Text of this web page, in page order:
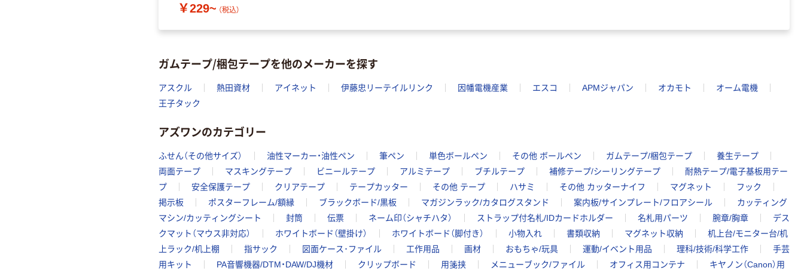
￥229~ （税込）
ガムテープ/梱包テープを他のメーカーを探す
アスクル 熱田資材 アイネット 伊藤忠リーテイルリンク 因幡電機産業 エスコ APMジャパン オカモト
オーム電機
王子タック
アズワンのカテゴリー
ふせん（その他サイズ） 油性マーカー・油性ペン 筆ペン 単色ボールペン その他 ボールペン ガムテープ/梱包テープ
養生テープ
両面テープ
マスキングテープ ビニールテープ アルミテープ ブチルテープ 補修テープ/シーリングテープ
耐熱テープ/電子基板用テー
プ
安全保護テープ クリアテープ テープカッター その他 テープ ハサミ その他 カッターナイフ マグネット
フック
掲示板
ポスターフレーム/額縁 ブラックボード/黒板 マガジンラック/カタログスタンド 案内板/サインプレート/フロアシール
カッティング
マシン/カッティングシート
封筒 伝票 ネーム印（シャチハタ） ストラップ付名札/IDカードホルダー 名札用パーツ 腕章/胸章
デス
クマット（マウス非対応）
ホワイトボード（壁掛け） ホワイトボード（脚付き） 小物入れ 書類収納 マグネット収納
机上台/モニター台/机
上ラック/机上棚
指サック 図面ケース･ファイル 工作用品 画材 おもちゃ/玩具 運動/イベント用品 理科/技術/科学工作
手芸
用キット
PA音響機器/DTM・DAW/DJ機材 クリップボード 用箋挟 メニューブック/ファイル オフィス用コンテナ
キヤノン（Canon）用